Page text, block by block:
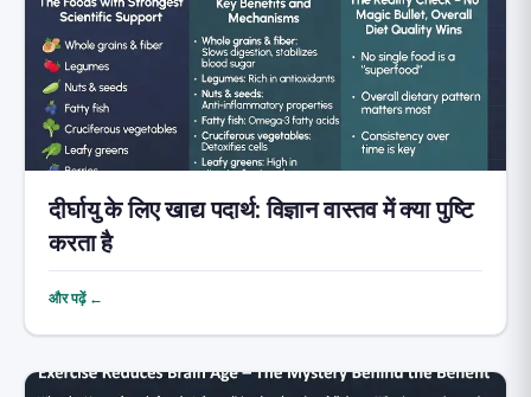
दीर्घायु के लिए खाद्य पदार्थ: विज्ञान वास्तव में क्या पुष्टि
करता है
और पढ़ें ←